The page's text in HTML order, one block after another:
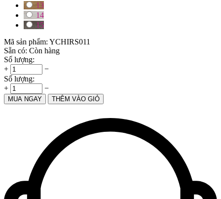
13
14
15
Mã sản phẩm: YCHIRS011
Sẵn có: Còn hàng
Số lượng:
+
−
Số lượng:
+
−
MUA NGAY THÊM VÀO GIỎ